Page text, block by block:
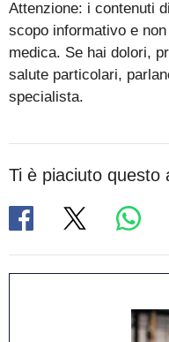
Attenzione: i contenuti
scopo informativo e
medica. Se hai dolori,
salute particolari,
specialista.
Ti è piaciuto questo